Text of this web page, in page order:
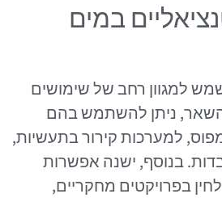
במים
למגוון רחב של שימושים
השאר, ניתן להשתמש בהם
למערכות קירור בתעשיות,
בנוסף, ישנה אפשרות
בפרויקטים מחקריים,